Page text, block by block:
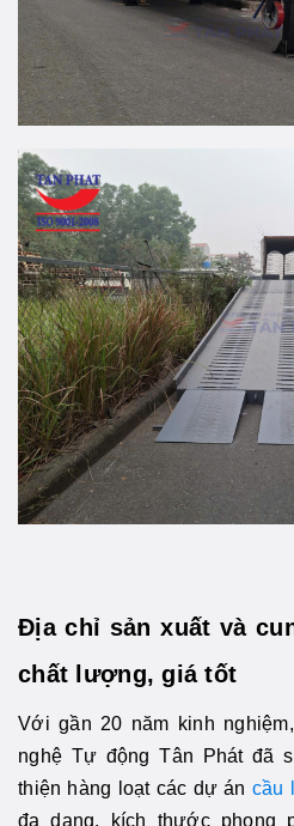
Địa chỉ sản xuất và
chất lượng, giá tốt
Với gần 20 năm kinh
nghệ Tự động Tân Phát đã
thiện hàng loạt các dự án cầu
đa dạng, kích thước phong